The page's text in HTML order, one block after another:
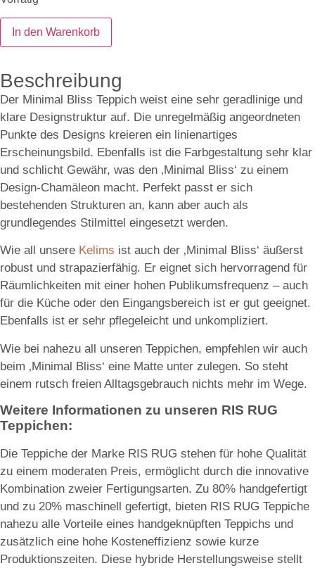
In den Warenkorb
Beschreibung
Der Minimal Bliss Teppich weist eine sehr geradlinige und
klare Designstruktur auf. Die unregelmäßig angeordneten
Punkte des Designs kreieren ein linienartiges
Erscheinungsbild. Ebenfalls ist die Farbgestaltung sehr klar
und schlicht Gewähr, was den ‚Minimal Bliss‘ zu einem
Design-Chamäleon macht. Perfekt passt er sich
bestehenden Strukturen an, kann aber auch als
grundlegendes Stilmittel eingesetzt werden.
Wie all unsere Kelims ist auch der ‚Minimal Bliss‘ äußerst
robust und strapazierfähig. Er eignet sich hervorragend für
Räumlichkeiten mit einer hohen Publikumsfrequenz – auch
für die Küche oder den Eingangsbereich ist er gut geeignet.
Ebenfalls ist er sehr pflegeleicht und unkompliziert.
Wie bei nahezu all unseren Teppichen, empfehlen wir auch
beim ‚Minimal Bliss‘ eine Matte unter zulegen. So steht
einem rutsch freien Alltagsgebrauch nichts mehr im Wege.
Weitere Informationen zu unseren RIS RUG
Teppichen:
Die Teppiche der Marke RIS RUG stehen für hohe Qualität
zu einem moderaten Preis, ermöglicht durch die innovative
Kombination zweier Fertigungsarten. Zu 80% handgefertigt
und zu 20% maschinell gefertigt, bieten RIS RUG Teppiche
nahezu alle Vorteile eines handgeknüpften Teppichs und
zusätzlich eine hohe Kosteneffizienz sowie kurze
Produktionszeiten. Diese hybride Herstellungsweise stellt